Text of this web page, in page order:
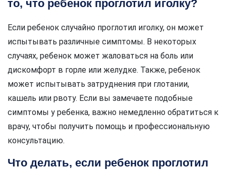
то, что ребенок проглотил иголку?
Если ребенок случайно проглотил иголку, он может
испытывать различные симптомы. В некоторых
случаях, ребенок может жаловаться на боль или
дискомфорт в горле или желудке. Также, ребенок
может испытывать затруднения при глотании,
кашель или рвоту. Если вы замечаете подобные
симптомы у ребенка, важно немедленно обратиться к
врачу, чтобы получить помощь и профессиональную
консультацию.
Что делать, если ребенок проглотил